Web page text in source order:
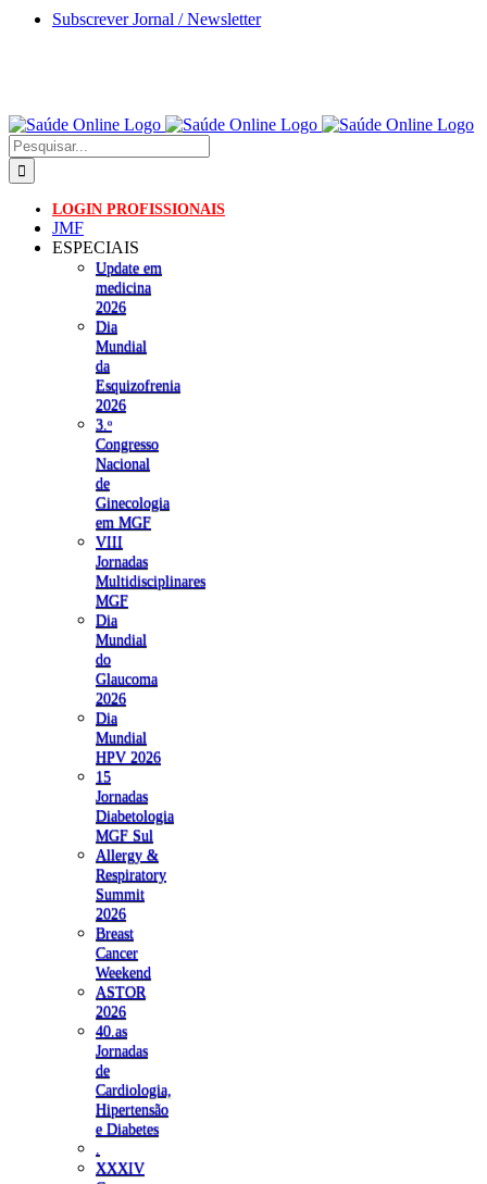
Skip
Subscrever Jornal / Newsletter
Pesquisar
LOGIN PROFISSIONAIS
JMF
ESPECIAIS
Update em
medicina
2026
Dia
Mundial
da
Esquizofrenia
2026
3.ᵒ
Congresso
Nacional
de
Ginecologia
em MGF
VIII
Jornadas
Multidisciplinares
MGF
Dia
Mundial
do
Glaucoma
2026
Dia
Mundial
HPV 2026
15
Jornadas
Diabetologia
MGF Sul
Allergy &
Respiratory
Summit
2026
Breast
Cancer
Weekend
ASTOR
2026
40.as
Jornadas
de
Cardiologia,
Hipertensão
e Diabetes
XXXIV